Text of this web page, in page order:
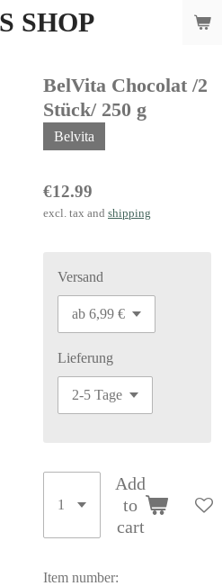
SHOP
BelVita Chocolat /2
Stück/ 250 g
Belvita
€12.99
excl. tax and shipping
Versand
Lieferung
Add
to
cart
Item number: